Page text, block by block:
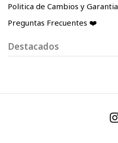
Politica de Cambios y Garantia
Preguntas Frecuentes ❤️
Destacados